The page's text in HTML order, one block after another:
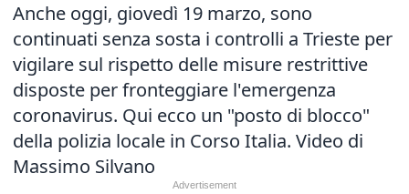
Anche oggi, giovedì 19 marzo, sono
continuati senza sosta i controlli a Trieste per
vigilare sul rispetto delle misure restrittive
disposte per fronteggiare l'emergenza
coronavirus. Qui ecco un "posto di blocco"
della polizia locale in Corso Italia. Video di
Massimo Silvano